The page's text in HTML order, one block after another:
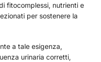
fitocomplessi, nutrienti e
per sostenere la
a tale esigenza,
urinaria corretti,